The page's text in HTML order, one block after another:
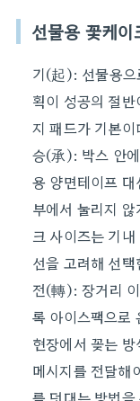
선물용 꽃케
기(起): 선물용으
획이 성공의 절
지 패드가 기본이
승(承): 박스 안
용 양면테이프
부에서 눌리지
크 사이즈는 기
선을 고려해 선택
전(轉): 장거리
록 아이스팩으로
현장에서 꽂는
메시지를 전달해